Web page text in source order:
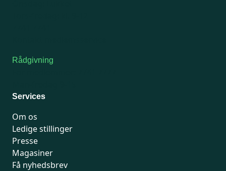
Rådgivning
Services
Om os
Ledige stillinger
Presse
Magasiner
Få nyhedsbrev